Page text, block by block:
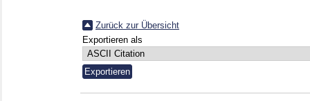
Zurück zur Übersicht
Exportieren als